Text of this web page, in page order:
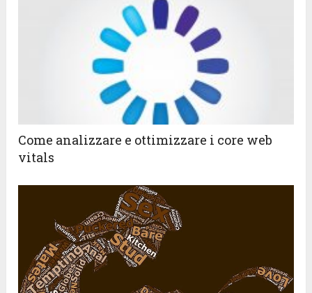
Come analizzare e ottimizzare i core web
vitals